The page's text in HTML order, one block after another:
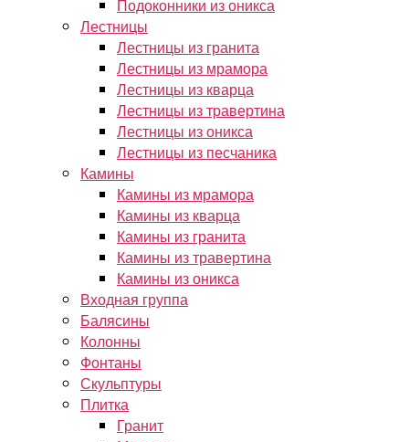
Подоконники из оникса
Лестницы
Лестницы из гранита
Лестницы из мрамора
Лестницы из кварца
Лестницы из травертина
Лестницы из оникса
Лестницы из песчаника
Камины
Камины из мрамора
Камины из кварца
Камины из гранита
Камины из травертина
Камины из оникса
Входная группа
Балясины
Колонны
Фонтаны
Скульптуры
Плитка
Гранит